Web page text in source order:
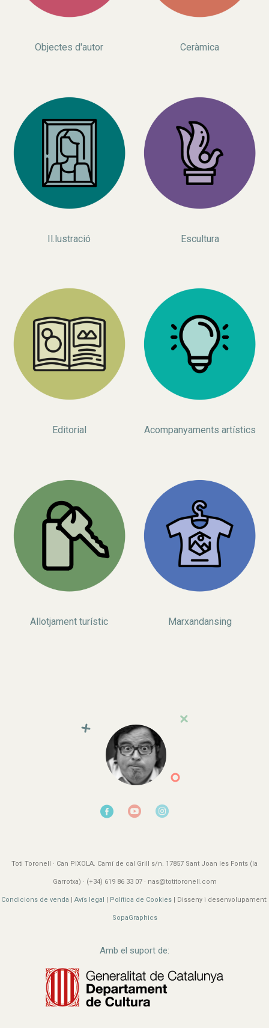
Objectes d'autor Ceràmica
Il.lustració Escultura
Editorial Acompanyaments artístics
Allotjament turístic Marxandansing
Toti Toronell · Can PIXOLA. Camí de cal Grill s/n. 17857 Sant Joan les Fonts (la
Garrotxa) · (+34) 619 86 33 07 · nas@totitoronell.com
Condicions de venda Avís legal Política de Cookies | Disseny i desenvolupament:
SopaGraphics
Amb el suport de: